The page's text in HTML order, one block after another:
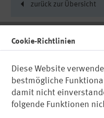
zurück zur Übersicht
Cookie-Richtlinien
Diese Website
bestmögliche
damit nicht
folgende Funktionen